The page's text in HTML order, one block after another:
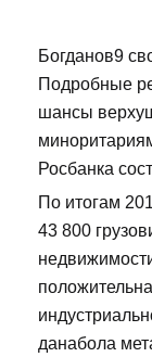
Богданов9
Подробные
шансы
Росбанка
По итогам
43 800
данабола